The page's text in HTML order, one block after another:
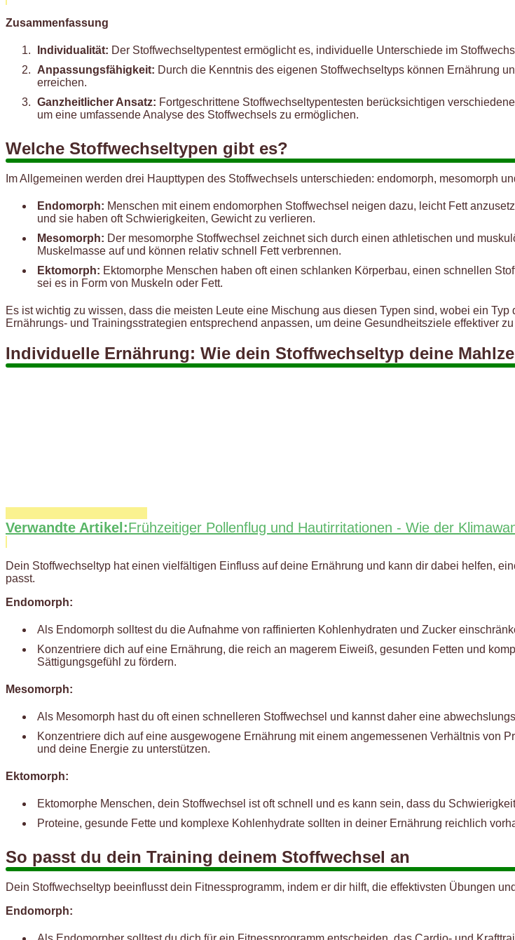
Zusammenfassung
Individualität: Der Stoffwechseltypentest ermöglicht es, individuelle Unterschiede im
Anpassungsfähigkeit: Durch die Kenntnis des eigenen Stoffwechseltyps können Ernährung
erreichen.
Ganzheitlicher Ansatz: Fortgeschrittene Stoffwechseltypentesten berücksichtigen
um eine umfassende Analyse des Stoffwechsels zu ermöglichen.
Welche Stoffwechseltypen gibt es?
Im Allgemeinen werden drei Haupttypen des Stoffwechsels unterschieden: endomorph, mesomorph
Endomorph: Menschen mit einem endomorphen Stoffwechsel neigen dazu, leicht Fett
und sie haben oft Schwierigkeiten, Gewicht zu verlieren.
Mesomorph: Der mesomorphe Stoffwechsel zeichnet sich durch einen athletischen und
Muskelmasse auf und können relativ schnell Fett verbrennen.
Ektomorph: Ektomorphe Menschen haben oft einen schlanken Körperbau, einen schnellen
sei es in Form von Muskeln oder Fett.
Es ist wichtig zu wissen, dass die meisten Leute eine Mischung aus diesen Typen sind, wobei ein
Ernährungs- und Trainingsstrategien entsprechend anpassen, um deine Gesundheitsziele effektiver
Individuelle Ernährung: Wie dein Stoffwechseltyp deine
Verwandte Artikel:Frühzeitiger Pollenflug und Hautirritationen - Wie der
Dein Stoffwechseltyp hat einen vielfältigen Einfluss auf deine Ernährung und kann dir dabei helfen,
passt.
Endomorph:
Als Endomorph solltest du die Aufnahme von raffinierten Kohlenhydraten und Zucker
Konzentriere dich auf eine Ernährung, die reich an magerem Eiweiß, gesunden Fetten und
Sättigungsgefühl zu fördern.
Mesomorph:
Als Mesomorph hast du oft einen schnelleren Stoffwechsel und kannst daher eine
Konzentriere dich auf eine ausgewogene Ernährung mit einem angemessenen Verhältnis von
und deine Energie zu unterstützen.
Ektomorph:
Ektomorphe Menschen, dein Stoffwechsel ist oft schnell und es kann sein, dass du
Proteine, gesunde Fette und komplexe Kohlenhydrate sollten in deiner Ernährung reichlich
So passt du dein Training deinem Stoffwechsel an
Dein Stoffwechseltyp beeinflusst dein Fitnessprogramm, indem er dir hilft, die effektivsten Übungen
Endomorph: